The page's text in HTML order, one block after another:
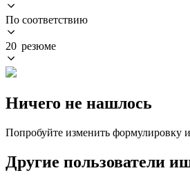
По соответствию
20 резюме
Ничего не нашлось
Попробуйте изменить формулировку
Другие пользователи